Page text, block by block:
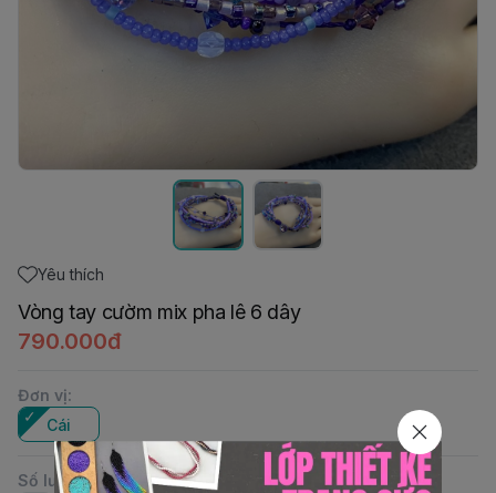
Yêu thích
Vòng tay cườm mix pha lê 6 dây
790.000đ
Đơn vị:
Cái
Số lượng